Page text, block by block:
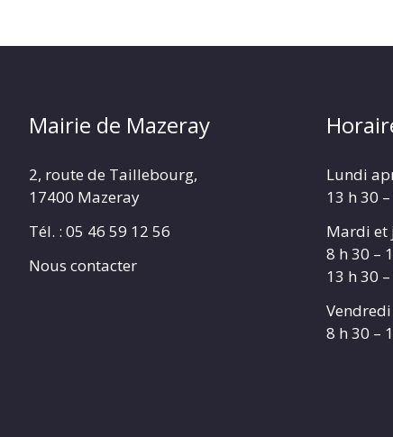
Mairie de Mazeray
2, route de Taillebourg,
17400 Mazeray
Tél. : 05 46 59 12 56
Nous contacter
Lundi
13 h 30
Mardi et
8 h 30 –
13 h 30
8 h 30 –